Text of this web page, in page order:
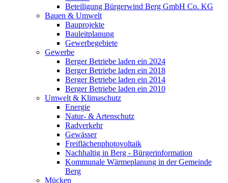
Beteiligung Bürgerwind Berg GmbH Co. KG
Bauen & Umwelt
Bauprojekte
Bauleitplanung
Gewerbegebiete
Gewerbe
Berger Betriebe laden ein 2024
Berger Betriebe laden ein 2018
Berger Betriebe laden ein 2014
Berger Betriebe laden ein 2010
Umwelt & Klimaschutz
Energie
Natur- & Artenschutz
Radverkehr
Gewässer
Freiflächenphotovoltaik
Nachhaltig in Berg - Bürgerinformation
Kommunale Wärmeplanung in der Gemeinde
Berg
Mücken